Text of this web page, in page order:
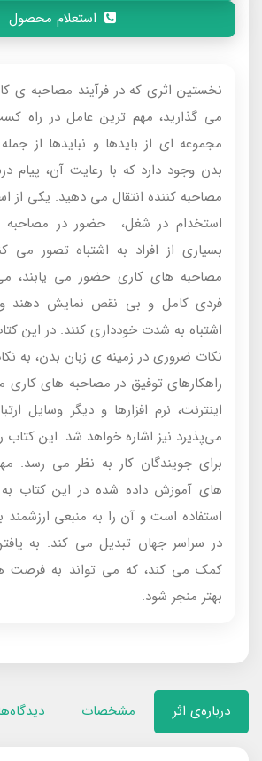
نخستين اثری که در فرآيند مصاحبه‌ ى
می گذارید، مهم ترين عامل در راه
مجموعه‌ اى از بايدها و نبايدها از
بدن وجود دارد كه با رعايت آن،
مصاحبه‌ كننده انتقال مى‌ دهيد. یکی از
استخدام در شغل، حضور در
بسیاری از افراد به اشتباه تصور می
مصاحبه های کاری حضور می یابند،
فردی کامل و بی نقص نمایش دهند و
اشتباه به شدت خودداری کنند. در اين
نكات ضرورى در زمينه‌ ى زبان بدن، به
راهكارهاى توفيق در مصاحبه‌ هاى كارى
اينترنت، نرم‌ افزارها و ديگر وسايل
مى‌پذيرد نیز اشاره خواهد شد. این کتاب
برای جویندگان کار به نظر می رسد.
های آموزش داده شده در این کتاب
استفاده است و آن را به منبعی ارزشمند
در سراسر جهان تبدیل می کند. به
کمک می کند، که می تواند به فرصت
بهتر منجر شود.
درباره‌ی اثر مشخصات